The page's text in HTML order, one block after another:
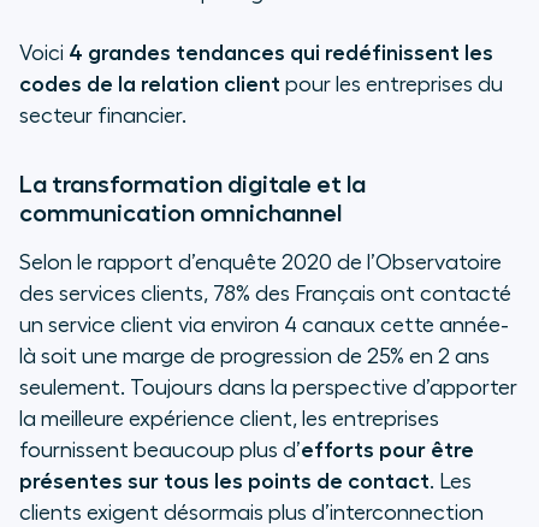
Voici 4 grandes tendances qui redéfinissent les
codes de la relation client pour les entreprises du
secteur financier.
La transformation digitale et la
communication omnichannel
Selon le rapport d’enquête 2020 de l’Observatoire
des services clients, 78% des Français ont contacté
un service client via environ 4 canaux cette année-
là soit une marge de progression de 25% en 2 ans
seulement. Toujours dans la perspective d’apporter
la meilleure expérience client, les entreprises
fournissent beaucoup plus d’efforts pour être
présentes sur tous les points de contact. Les
clients exigent désormais plus d’interconnection